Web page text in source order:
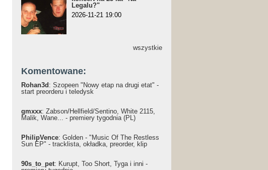
Legalu?"
2026-11-21 19:00
wszystkie
Komentowane:
Rohan3d : Szopeen "Nowy etap na drugi etat" -
start preorderu i teledysk
gmxxx: Żabson/Hellfield/Sentino, White 2115,
Malik, Wane... - premiery tygodnia (PL)
PhilipVence: Golden - "Music Of The Restless
Sun EP" - tracklista, okładka, preorder, klip
90s_to_pet: Kurupt, Too Short, Tyga i inni -